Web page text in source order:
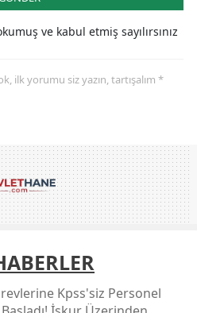
ve kabul etmiş sayılırsınız
ilk yorumu siz yazın, tartışalım *
Kpss'siz Personel